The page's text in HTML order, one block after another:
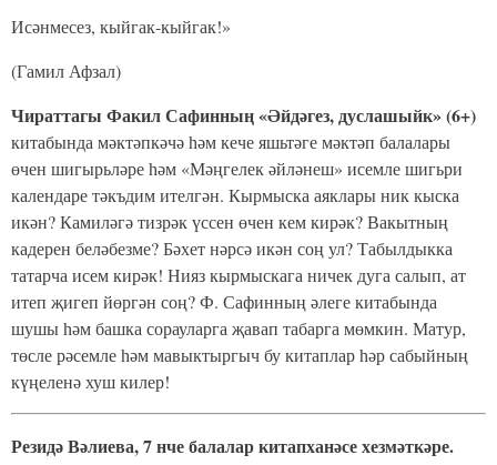
Исәнмесез, кыйгак-кыйгак!»
(Гамил Афзал)
Чираттагы Факил Сафинның «Әйдәгез, дуслашыйк» (6+)
китабында мәктәпкәчә һәм кече яшьтәге мәктәп балалары
өчен шигырьләре һәм «Мәңгелек әйләнеш» исемле шигьри
календаре тәкъдим ителгән. Кырмыска аяклары ник кыска
икән? Камиләгә тизрәк үссен өчен кем кирәк? Вакытның
кадерен беләбезме? Бәхет нәрсә икән соң ул? Табылдыкка
татарча исем кирәк! Нияз кырмыскага ничек дуга салып, ат
итеп җигеп йөргән соң? Ф. Сафинның әлеге китабында
шушы һәм башка сорауларга җавап табарга мөмкин. Матур,
төсле рәсемле һәм мавыктыргыч бу китаплар һәр сабыйның
күңеленә хуш килер!
Резидә Вәлиева, 7 нче балалар китапханәсе хезмәткәре.